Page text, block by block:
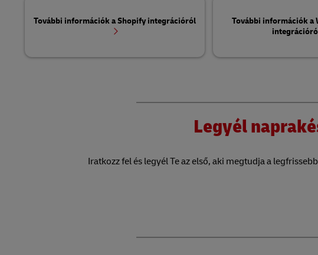
További információk a Shopify integrációról
További információk a
Legyél
Iratkozz fel és legyél Te az első, aki megtudja a